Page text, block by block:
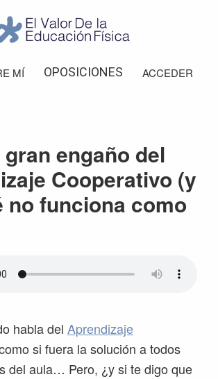
MÍ OPOSICIONES ACCEDER
gran engaño del
Cooperativo (y
no funciona como
habla del Aprendizaje
si fuera la solución a todos
del aula… Pero, ¿y si te digo que